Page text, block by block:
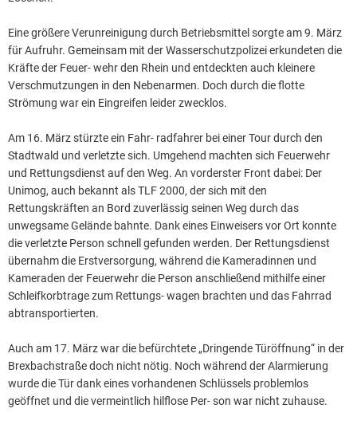
Eine größere Verunreinigung durch Betriebsmittel sorgte am 9. März
für Aufruhr. Gemeinsam mit der Wasserschutzpolizei erkundeten die
Kräfte der Feuer- wehr den Rhein und entdeckten auch kleinere
Verschmutzungen in den Nebenarmen. Doch durch die flotte
Strömung war ein Eingreifen leider zwecklos.
Am 16. März stürzte ein Fahr- radfahrer bei einer Tour durch den
Stadtwald und verletzte sich. Umgehend machten sich Feuerwehr
und Rettungsdienst auf den Weg. An vorderster Front dabei: Der
Unimog, auch bekannt als TLF 2000, der sich mit den
Rettungskräften an Bord zuverlässig seinen Weg durch das
unwegsame Gelände bahnte. Dank eines Einweisers vor Ort konnte
die verletzte Person schnell gefunden werden. Der Rettungsdienst
übernahm die Erstversorgung, während die Kameradinnen und
Kameraden der Feuerwehr die Person anschließend mithilfe einer
Schleifkorbtrage zum Rettungs- wagen brachten und das Fahrrad
abtransportierten.
Auch am 17. März war die befürchtete „Dringende Türöffnung“ in der
Brexbachstraße doch nicht nötig. Noch während der Alarmierung
wurde die Tür dank eines vorhandenen Schlüssels problemlos
geöffnet und die vermeintlich hilflose Per- son war nicht zuhause.